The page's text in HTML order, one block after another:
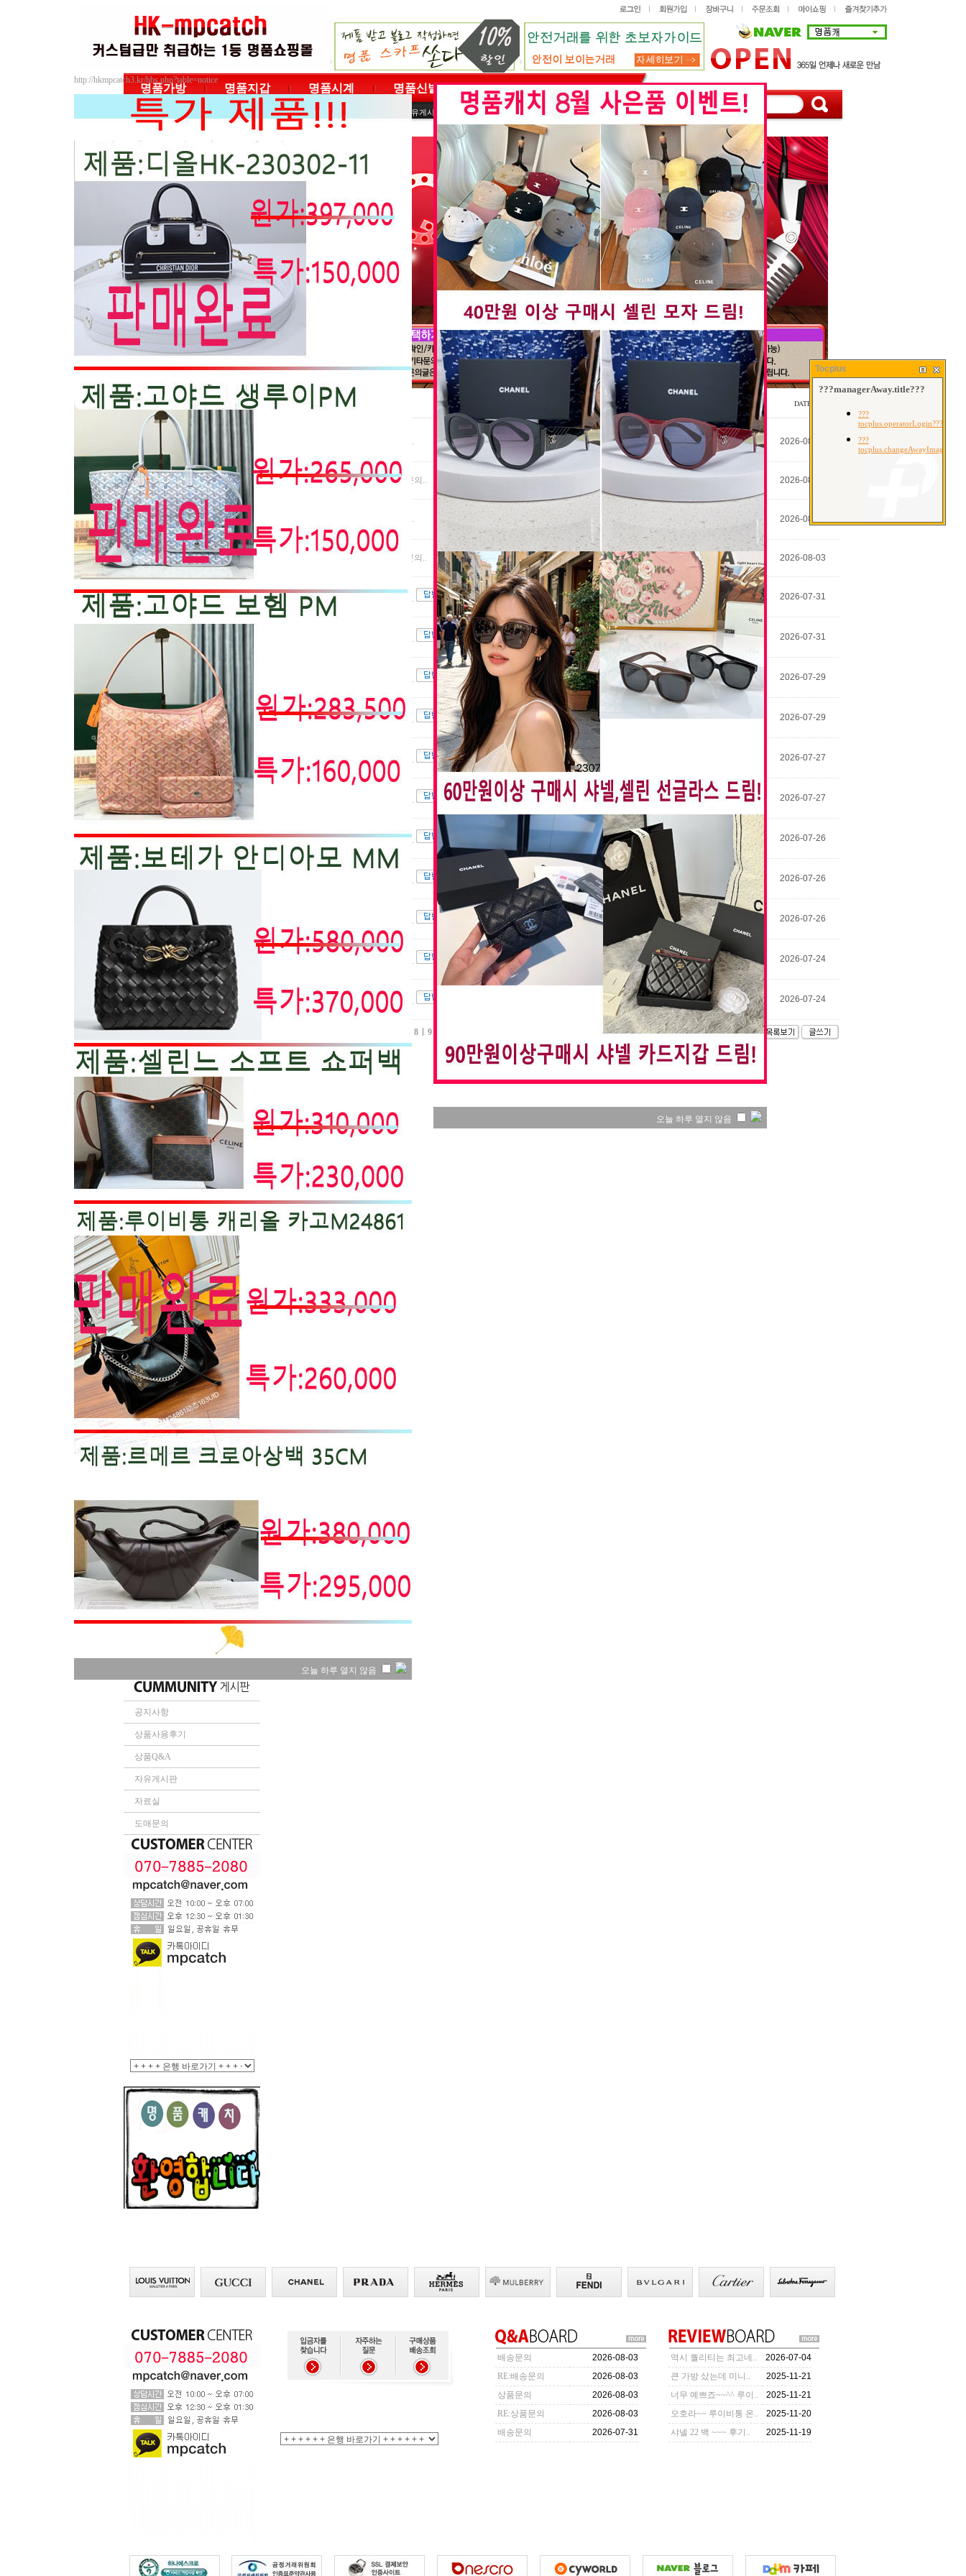
명품가방 명품지갑 명품시계 명품신발 명품벨트 명품의류
공지사항 |자주하는 질문| 상품Q&A|상품사용후기 자유게시판 도매문의|
루이비통
구찌
프라다
발렌시아가
버버리
펜디
토리버치
돌체앤가바나
미우미우
마크제이콥스
까르띠에
페라가모
보테가베네타
디올
멀버리
입생로랑
지방시
고야드
셀린느
발렌티노
알렉산더왕
불가리
크롬하츠
로에베
백팩 종류
기타
르메르
루이비통
샤넬
에르메스
프라다
발리
미우미우
멀버리
발렌시아가
보테가베네타
디올
고야드
몽블랑
크롬하츠
기타
루이비통
샤넬
까르띠에
로렉스
몽블랑
브라이틀링
브레게
쇼파드
태그호이어
오메가
파텍필립
프랭크뮬러
피아제
벨엔로스
파네라이
기타
샤넬
프라다
구찌
루이비통
페라가모
발리
아디다스
나이키
뉴발란스
보테가
지미추
발렌티노
발렌시아가
D&G돌체앤가
펜디
에르메스
루이비통
샤넬
페라가모
기타
구찌
루이비통
샤넬
프라다
디올
에르메스
까르띠에
기타
남성용품
남성가방 남성지갑
명품의류
구찌
버버리
펜디
디스퀘어드
몽클레어 패딩
캐나다구스
크롬하츠
노비스
노스페이스
아베크롬비
스톤 아일랜드
DNG
아르마니
톰브라운
디올
악세사리
귀걸이
팔찌
스카프
기타
공지사항
상품사용후기
상품Q&A
자유게시판
자료실
도매문의
NO PRODUCT WRITER DATE
배송문의.. 노인별 2026-08-03
18808 RE:배송문의.. 2026-08-03
상품문의.. 최영훈 2026-08-03
RE:상품문의.. 명품캐치 2026-08-03
18805 배송문의.. 강화상 2026-07-31
입금확인.. 윤영상 2026-07-31
배송문의.. 이주상 2026-07-29
18802 상품문의.. 김지한 2026-07-29
18801 입금확인.. 2026-07-27
입금확인.. 김태은 2026-07-27
18799 입금확인.. 강아름 2026-07-26
입금확인.. 김은진 2026-07-26
입금확인.. 2026-07-26
18796 입금확인.. 강혜성 2026-07-24
18795 입금확인.. 김지은 2026-07-24
8 9
배송문의
2026-08-03
RE:배송문의
2026-08-03
상품문의
2026-08-03
RE:상품문의
2026-08-03
배송문의
2026-07-31
역시 퀄리티는 최고네..
2026-07-04
큰 가방 샀는데 미니..
2025-11-21
너무 예쁘죠~~^^ 루이..
2025-11-21
오호라~~ 루이비통 온..
2025-11-20
샤넬 22 백 ~~~ 후기..
2025-11-19
http://hkmpcatch3.kr/bbs.php?table=notice
오늘 하루 열지 않음
오늘 하루 열지 않음
Tocplus